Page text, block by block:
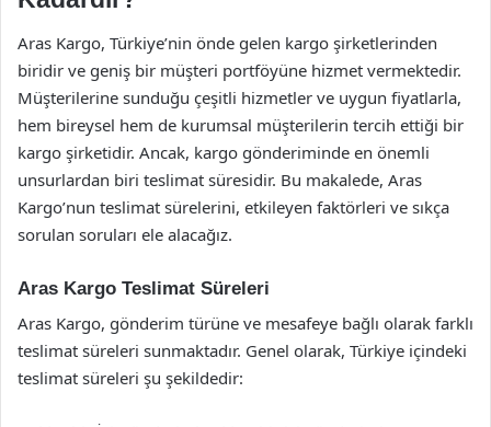
Aras Kargo, Türkiye’nin önde gelen kargo şirketlerinden
biridir ve geniş bir müşteri portföyüne hizmet vermektedir.
Müşterilerine sunduğu çeşitli hizmetler ve uygun fiyatlarla,
hem bireysel hem de kurumsal müşterilerin tercih ettiği bir
kargo şirketidir. Ancak, kargo gönderiminde en önemli
unsurlardan biri teslimat süresidir. Bu makalede, Aras
Kargo’nun teslimat sürelerini, etkileyen faktörleri ve sıkça
sorulan soruları ele alacağız.
Aras Kargo Teslimat Süreleri
Aras Kargo, gönderim türüne ve mesafeye bağlı olarak farklı
teslimat süreleri sunmaktadır. Genel olarak, Türkiye içindeki
teslimat süreleri şu şekildedir: